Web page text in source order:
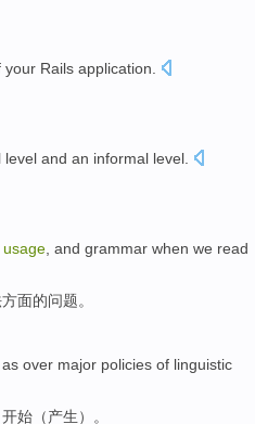
your Rails application.
level and an informal level.
usage and grammar when we read
面的问题。
as over major policies of linguistic
开始 （产生）。